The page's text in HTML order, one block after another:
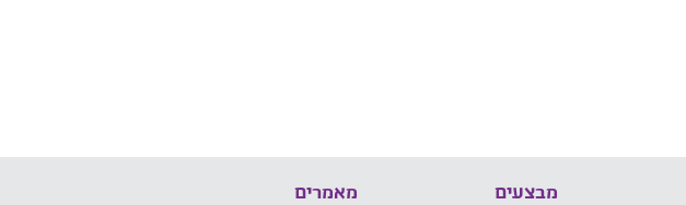
מבצעים מאמרים